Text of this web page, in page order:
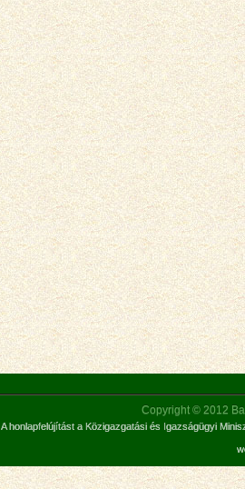
Copyright © 2012
A honlapfelújítást a Közigazgatási és Igazságügyi